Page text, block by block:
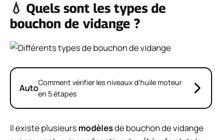
💧 Quels sont les types de
bouchon de vidange ?
AutoComment vérifier les niveaux d’huile moteur
en 5 étapes
Il existe plusieursmodèlesde bouchon de vidange